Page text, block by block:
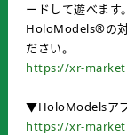
ードして遊べます。
HoloModels®︎の対
ださい。
https://xr-
▼HoloModelsア
https://xr-